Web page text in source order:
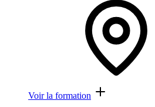
Voir la formation